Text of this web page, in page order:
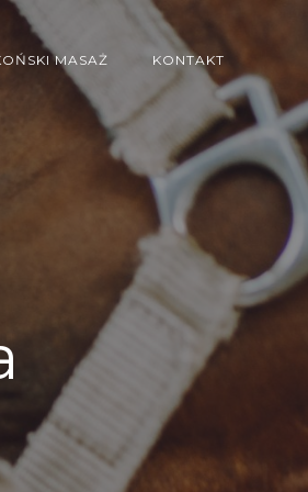
MASAŻ KONTAKT